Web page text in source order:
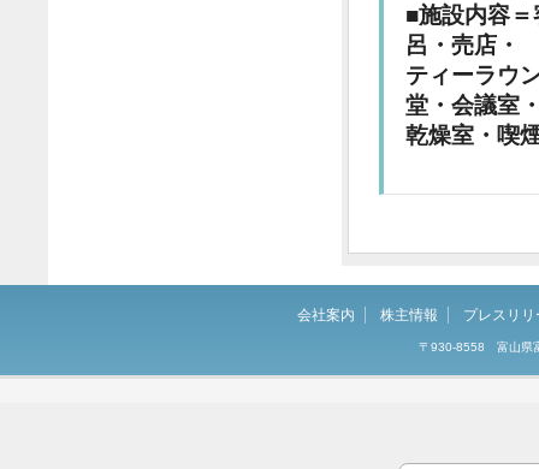
■施設内容
呂・売店・
ティーラウ
堂・会議室
乾燥室・喫
会社案内 株主情報 プレスリリ
〒930-8558 富山県